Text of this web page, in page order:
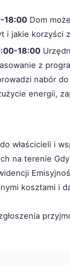
18:00 Dom
i jakie korzyści
18:00
z
nabór
energii,
właścicieli i
na terenie
kosztami i